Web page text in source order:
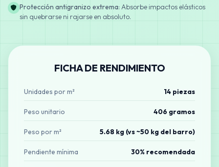
Protección antigranizo extrema: Absorbe impactos elásticos
sin quebrarse ni rajarse en absoluto.
FICHA DE RENDIMIENTO
Unidades por m² 14 piezas
Peso unitario 406 gramos
Peso por m² 5.68 kg (vs ~50 kg del barro)
Pendiente mínima 30% recomendada